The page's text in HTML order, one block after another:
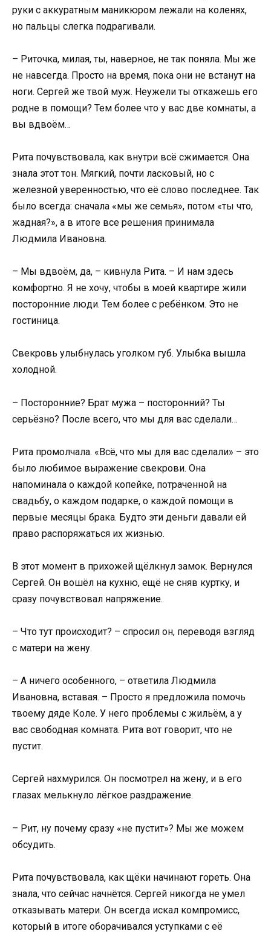
руки с аккуратным маникюром лежали на коленях,
но пальцы слегка подрагивали.
– Риточка, милая, ты, наверное, не так поняла. Мы же
не навсегда. Просто на время, пока они не встанут на
ноги. Сергей же твой муж. Неужели ты откажешь его
родне в помощи? Тем более что у вас две комнаты, а
вы вдвоём…
Рита почувствовала, как внутри всё сжимается. Она
знала этот тон. Мягкий, почти ласковый, но с
железной уверенностью, что её слово последнее. Так
было всегда: сначала «мы же семья», потом «ты что,
жадная?», а в итоге все решения принимала
Людмила Ивановна.
– Мы вдвоём, да, – кивнула Рита. – И нам здесь
комфортно. Я не хочу, чтобы в моей квартире жили
посторонние люди. Тем более с ребёнком. Это не
гостиница.
Свекровь улыбнулась уголком губ. Улыбка вышла
холодной.
– Посторонние? Брат мужа – посторонний? Ты
серьёзно? После всего, что мы для вас сделали…
Рита промолчала. «Всё, что мы для вас сделали» – это
было любимое выражение свекрови. Она
напоминала о каждой копейке, потраченной на
свадьбу, о каждом подарке, о каждой помощи в
первые месяцы брака. Будто эти деньги давали ей
право распоряжаться их жизнью.
В этот момент в прихожей щёлкнул замок. Вернулся
Сергей. Он вошёл на кухню, ещё не сняв куртку, и
сразу почувствовал напряжение.
– Что тут происходит? – спросил он, переводя взгляд
с матери на жену.
– А ничего особенного, – ответила Людмила
Ивановна, вставая. – Просто я предложила помочь
твоему дяде Коле. У него проблемы с жильём, а у
вас свободная комната. Рита вот говорит, что не
пустит.
Сергей нахмурился. Он посмотрел на жену, и в его
глазах мелькнуло лёгкое раздражение.
– Рит, ну почему сразу «не пустит»? Мы же можем
обсудить.
Рита почувствовала, как щёки начинают гореть. Она
знала, что сейчас начнётся. Сергей никогда не умел
отказывать матери. Он всегда искал компромисс,
который в итоге оборачивался уступками с её